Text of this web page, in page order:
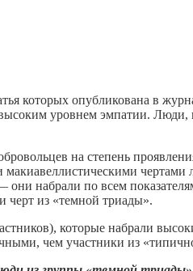
которых опубликована в
уровнем эмпатии.
на степень
чертами
набрали по всем
черт из «темной триады».
которые набрали
чем участники из